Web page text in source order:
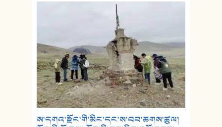
ས་དགའ་རྫོང་གི་མིང་དང་ས་བབ་ཆགས་ཚུལ།